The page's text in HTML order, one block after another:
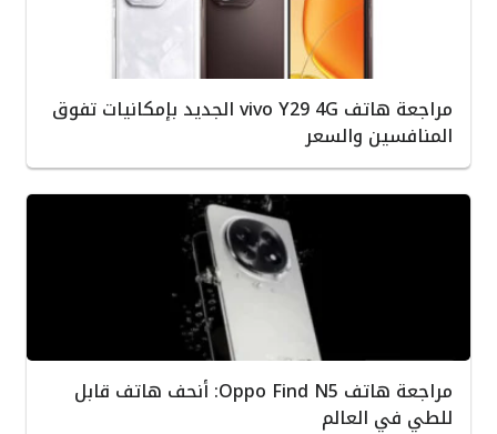
مراجعة هاتف vivo Y29 4G الجديد بإمكانيات تفوق
المنافسين والسعر
مراجعة هاتف Oppo Find N5: أنحف هاتف قابل
للطي في العالم